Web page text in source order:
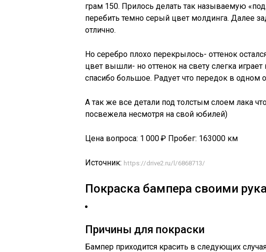
грам 150. Прилось делать так называемую
перебить темно серый цвет молдинга. Далее
отлично.
Но серебро плохо перекрылось- оттенок
цвет вышли- но оттенок на свету слегка
спасибо большое. Радует что передок в одном
А так же все детали под толстым слоем лака
посвежела несмотря на свой юбилей)
Цена вопроса: 1 000 ₽ Пробег: 163000 км
Источник: https://drive2.ru/l/6868713/
Покраска бампера своими
Причины для покраски
Бампер приходится красить в следующих